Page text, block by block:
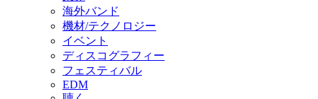
海外バンド
機材/テクノロジー
イベント
ディスコグラフィー
フェスティバル
EDM